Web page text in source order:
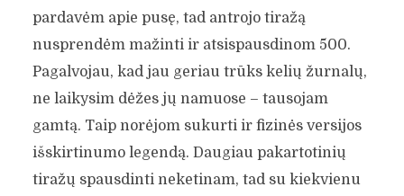
pardavėm apie pusę, tad antrojo tiražą
nusprendėm mažinti ir atsispausdinom 500.
Pagalvojau, kad jau geriau trūks kelių žurnalų,
ne laikysim dėžes jų namuose – tausojam
gamtą. Taip norėjom sukurti ir fizinės versijos
išskirtinumo legendą. Daugiau pakartotinių
tiražų spausdinti neketinam, tad su kiekvienu